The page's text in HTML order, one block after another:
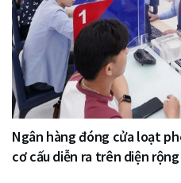
Ngân hàng đóng cửa loạt
cơ cấu diễn ra trên diện rộng